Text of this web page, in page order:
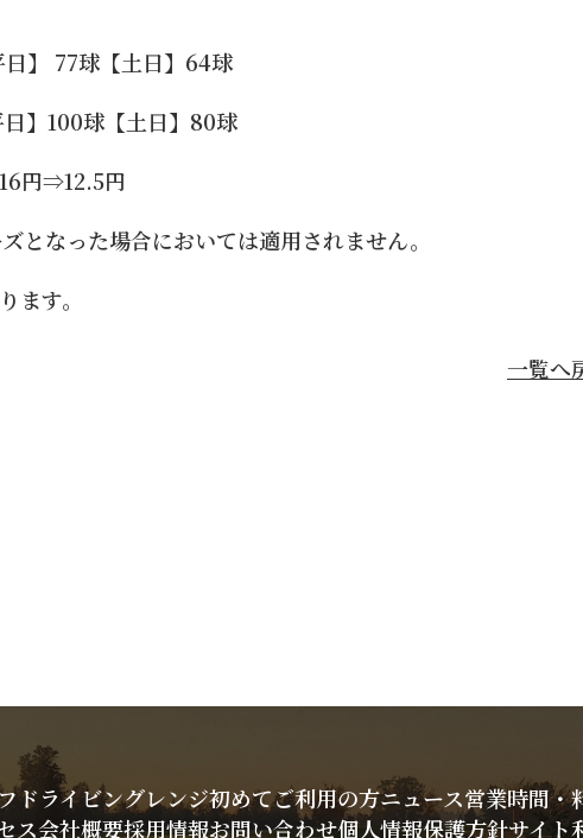
】 77球【土日】64球
100球【土日】80球
円⇒12.5円
となった場合においては適用されません。
ます。
一覧へ
ドライビングレンジ初めてご利用の方ニュース営業時間・
ス会社概要採用情報お問い合わせ個人情報保護方針サイト